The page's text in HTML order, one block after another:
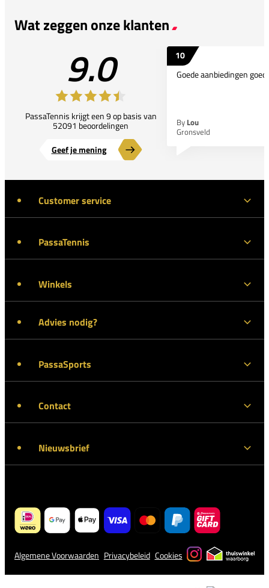
Wat zeggen onze klanten
9.0
PassaTennis krijgt een 9 op basis van
52091 beoordelingen
Geef je mening
10
Goede aanbiedingen
By Lou
Gronsveld
Customer service
PassaTennis
Winkels
Advies nodig?
PassaSports
Contact
Nieuwsbrief
Algemene Voorwaarden Privacybeleid Cookies